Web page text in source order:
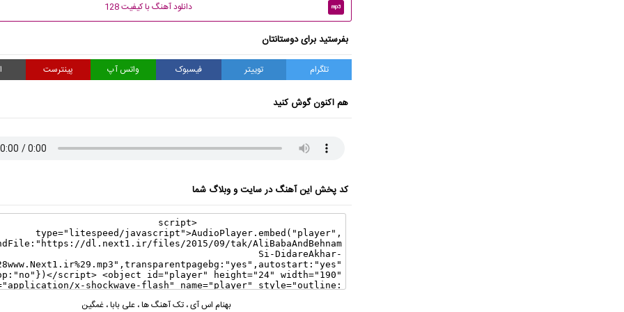
mp3 دانلود آهنگ با کیفیت 128
بفرستید برای دوستانتان
تلگرام توییتر فیسبوک واتس آپ پینترست
هم اکنون گوش کنید
کد پخش این آهنگ در سایت و وبلاگ شما
بهنام اس آی،تک آهنگ ها،علی بابا،غمگین